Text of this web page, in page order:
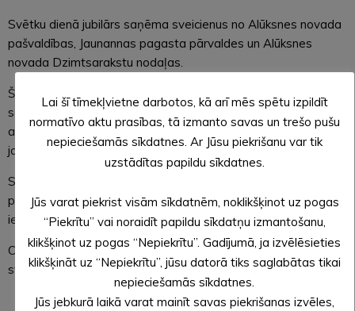
Svētku dienā jubilārs saņēma sveicienus no Alūksnes novada
pašvaldības, Jaunannas pagasta pārvaldes un Alūksnes
novada Dzimtsarakstu nodaļas.
Škepasta kungs savu dižo jubileju kopā ar dzīvesbiedri Olgu
sagaidīja pozitīvā noskaņā, būdams stiprs, dzīvespriecīgs un
apņēmības pilns. Šogad sirsnīgais un optimistiskais
jaunanniešu pāris svinēs arī skaistu, apaļu laulības jubileju.
Saskaņā ar saistošajiem noteikumiem, Alūksnes novada
pašvaldība 100 un vairāk gadus sasniegušajiem novada
iedzīvotājiem pasniedz svētku pabalstu 150 eiro apmērā.
Cienījamajam jubilāram Alūksnes novada pašvaldība vēl
stipru veselību, izturību un tikpat dzirkstošu optimismu!
Evita APLOKA,
Lai šī tīmekļvietne darbotos, kā arī mēs spētu izpildīt
normatīvo aktu prasības, tā izmanto savas un trešo pušu
nepieciešamās sīkdatnes. Ar Jūsu piekrišanu var tik
uzstādītas papildu sīkdatnes.
Jūs varat piekrist visām sīkdatnēm, noklikšķinot uz pogas
“Piekrītu” vai noraidīt papildu sīkdatņu izmantošanu,
klikšķinot uz pogas “Nepiekrītu”. Gadījumā, ja izvēlēsieties
klikšķināt uz “Nepiekrītu”, jūsu datorā tiks saglabātas tikai
nepieciešamās sīkdatnes.
Jūs jebkurā laikā varat mainīt savas piekrišanas izvēles,